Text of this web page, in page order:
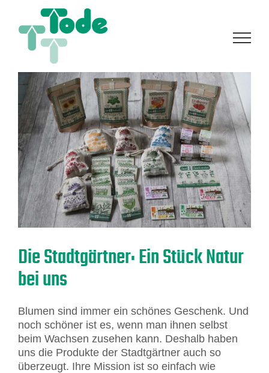
springen
Die Stadtgärtner: Ein Stück Natur
bei uns
Blumen sind immer ein schönes Geschenk. Und
noch schöner ist es, wenn man ihnen selbst
beim Wachsen zusehen kann. Deshalb haben
uns die Produkte der Stadtgärtner auch so
überzeugt. Ihre Mission ist so einfach wie